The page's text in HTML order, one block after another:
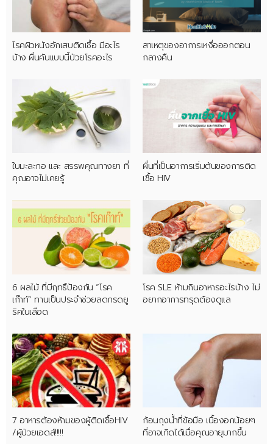
โรคผิวหนังอักเสบติดเชื้อ มีอะไร
บ้าง ผื่นคันแบบนี้ป่วยโรคอะไร
สาเหตุของอาการเหงื่อออกตอน
กลางคืน
ใบมะละกอ และ สรรพคุณทางยา ที่
คุณอาจไม่เคยรู้
ผื่นที่เป็นอาการเริ่มต้นของการติด
เชื้อ HIV
6 ผลไม้ ที่มีฤทธิ์ป้องกัน “โรค
เก๊าท์” ทานเป็นประจำช่วยลดกรดยู
ริคในเลือด
โรค SLE ห้ามกินอาหารอะไรบ้าง ไม่
อยากอาการทรุดต้องดูแล
7 อาหารต้องห้ามของผู้ติดเชื้อHIV
/ผู้ป่วยเอดส์!!!!!
ก้อนถุงน้ำที่ข้อมือ เนื้องอกน้อยๆ
ที่อาจเกิดได้เมื่อคุณอายุมากขึ้น